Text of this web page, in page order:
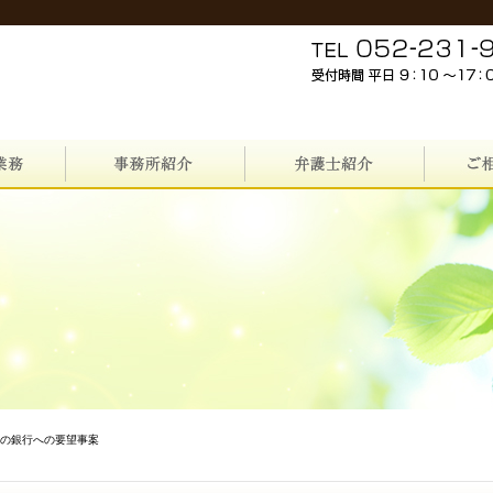
銀行への要望事案